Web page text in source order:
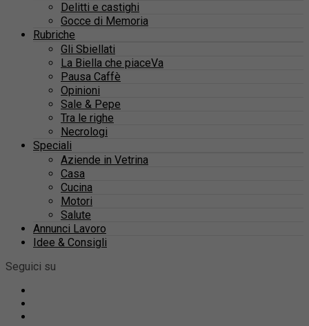
Delitti e castighi
Gocce di Memoria
Rubriche
Gli Sbiellati
La Biella che piaceVa
Pausa Caffè
Opinioni
Sale & Pepe
Tra le righe
Necrologi
Speciali
Aziende in Vetrina
Casa
Cucina
Motori
Salute
Annunci Lavoro
Idee & Consigli
Seguici su